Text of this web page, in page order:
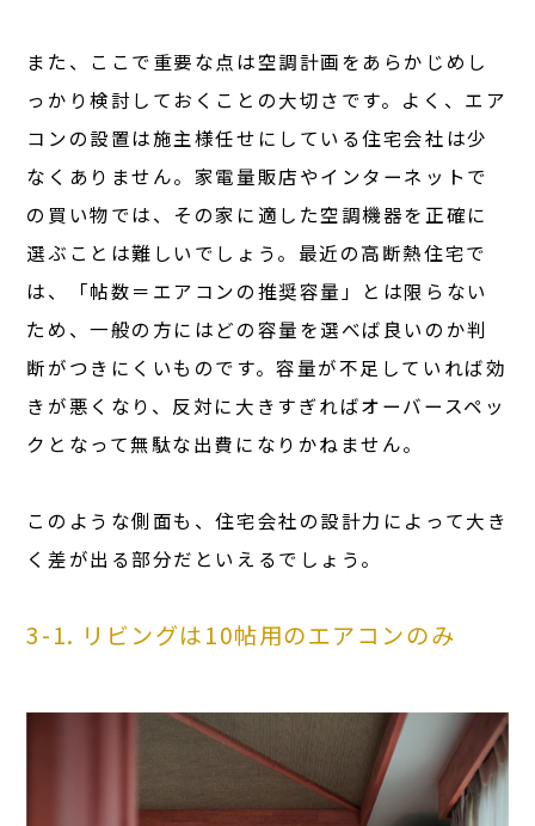
また、ここで重要な点は空調計画をあらかじめし
っかり検討しておくことの大切さです。よく、エア
コンの設置は施主様任せにしている住宅会社は少
なくありません。家電量販店やインターネットで
の買い物では、その家に適した空調機器を正確に
選ぶことは難しいでしょう。最近の高断熱住宅で
は、「帖数＝エアコンの推奨容量」とは限らない
ため、一般の方にはどの容量を選べば良いのか判
断がつきにくいものです。容量が不足していれば効
きが悪くなり、反対に大きすぎればオーバースペッ
クとなって無駄な出費になりかねません。
このような側面も、住宅会社の設計力によって大き
く差が出る部分だといえるでしょう。
3-1. リビングは10帖用のエアコンのみ